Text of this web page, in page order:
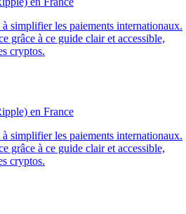
simplifier les paiements internationaux.
grâce à ce guide clair et accessible,
cryptos.
en France
simplifier les paiements internationaux.
grâce à ce guide clair et accessible,
cryptos.